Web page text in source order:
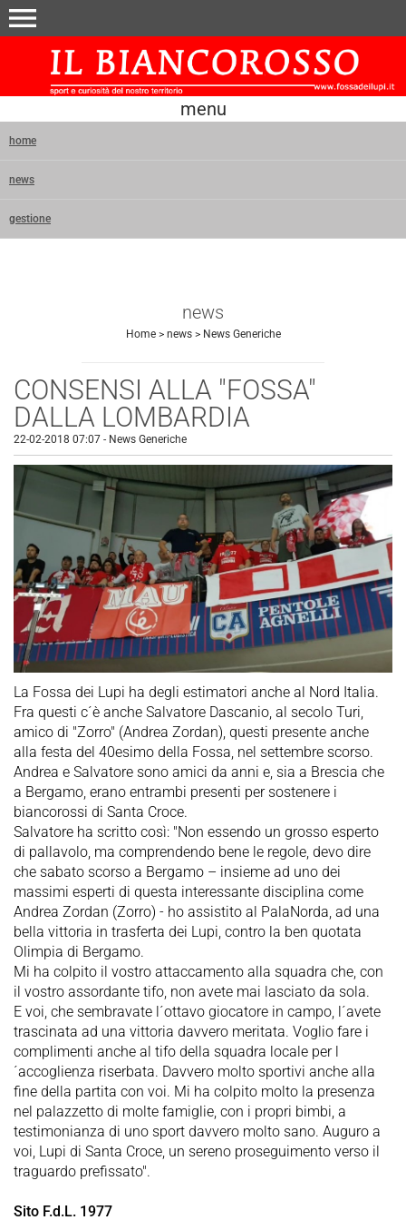
menu
menu
home
news
gestione
news
Home> news> News Generiche
CONSENSI ALLA "FOSSA"
DALLA LOMBARDIA
22-02-2018 07:07 - News Generiche
La Fossa dei Lupi ha degli estimatori anche al Nord Italia.
Fra questi c´è anche Salvatore Dascanio, al secolo Turi,
amico di "Zorro" (Andrea Zordan), questi presente anche
alla festa del 40esimo della Fossa, nel settembre scorso.
Andrea e Salvatore sono amici da anni e, sia a Brescia che
a Bergamo, erano entrambi presenti per sostenere i
biancorossi di Santa Croce.
Salvatore ha scritto così: "Non essendo un grosso esperto
di pallavolo, ma comprendendo bene le regole, devo dire
che sabato scorso a Bergamo – insieme ad uno dei
massimi esperti di questa interessante disciplina come
Andrea Zordan (Zorro) - ho assistito al PalaNorda, ad una
bella vittoria in trasferta dei Lupi, contro la ben quotata
Olimpia di Bergamo.
Mi ha colpito il vostro attaccamento alla squadra che, con
il vostro assordante tifo, non avete mai lasciato da sola.
E voi, che sembravate l´ottavo giocatore in campo, l´avete
trascinata ad una vittoria davvero meritata. Voglio fare i
complimenti anche al tifo della squadra locale per l
´accoglienza riserbata. Davvero molto sportivi anche alla
fine della partita con voi. Mi ha colpito molto la presenza
nel palazzetto di molte famiglie, con i propri bimbi, a
testimonianza di uno sport davvero molto sano. Auguro a
voi, Lupi di Santa Croce, un sereno proseguimento verso il
traguardo prefissato".
Sito F.d.L. 1977